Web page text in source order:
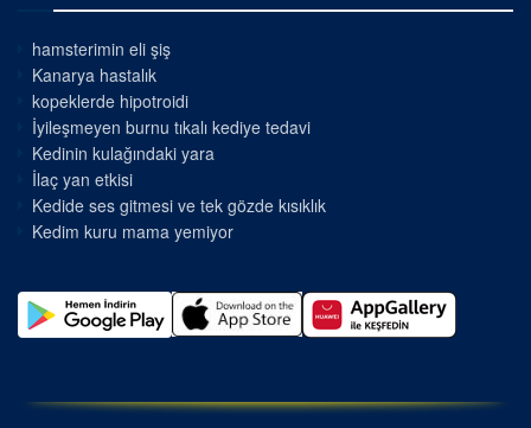
hamsterimin eli şiş
Kanarya hastalık
kopeklerde hipotroidi
İyileşmeyen burnu tıkalı kediye tedavi
Kedinin kulağındaki yara
İlaç yan etkisi
Kedide ses gitmesi ve tek gözde kısıklık
Kedim kuru mama yemiyor